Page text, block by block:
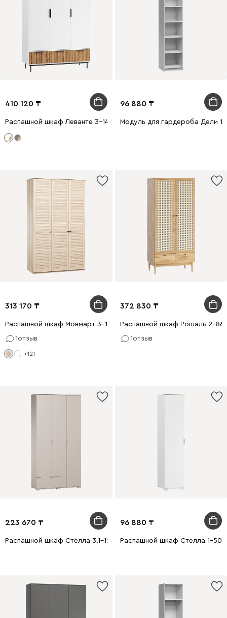
410 120
Распашной шкаф Леванте 3-144x205 Белый
96 880
Модуль для гардероба Дели
313 170
Распашной шкаф Монмарт 3-120x220 Дуб Сонома
1отзыв
+121
372 830
Распашной шкаф Рошаль 2-
1отзыв
223 670
Распашной шкаф Стелла 3.1-120x240 Латте
96 880
Распашной шкаф Стелла 1-